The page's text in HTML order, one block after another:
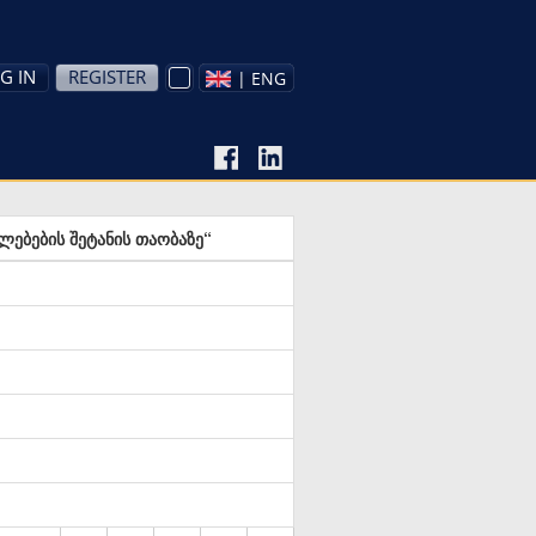
IN REGISTER | ENG
შეტანის თაობაზე“